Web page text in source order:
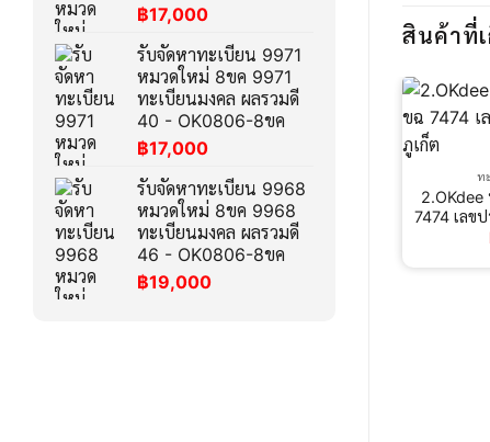
฿17,000
รับจัดหาทะเบียน 9971
หมวดใหม่ 8ขค 9971
ทะเบียนมงคล ผลรวมดี
40 - OK0806-8ขค
฿17,000
รับจัดหาทะเบียน 9968
หมวดใหม่ 8ขค 9968
ทะเบียนมงคล ผลรวมดี
46 - OK0806-8ขค
฿19,000
สินค้าที่
ท
2.OKdee
7474 เลข